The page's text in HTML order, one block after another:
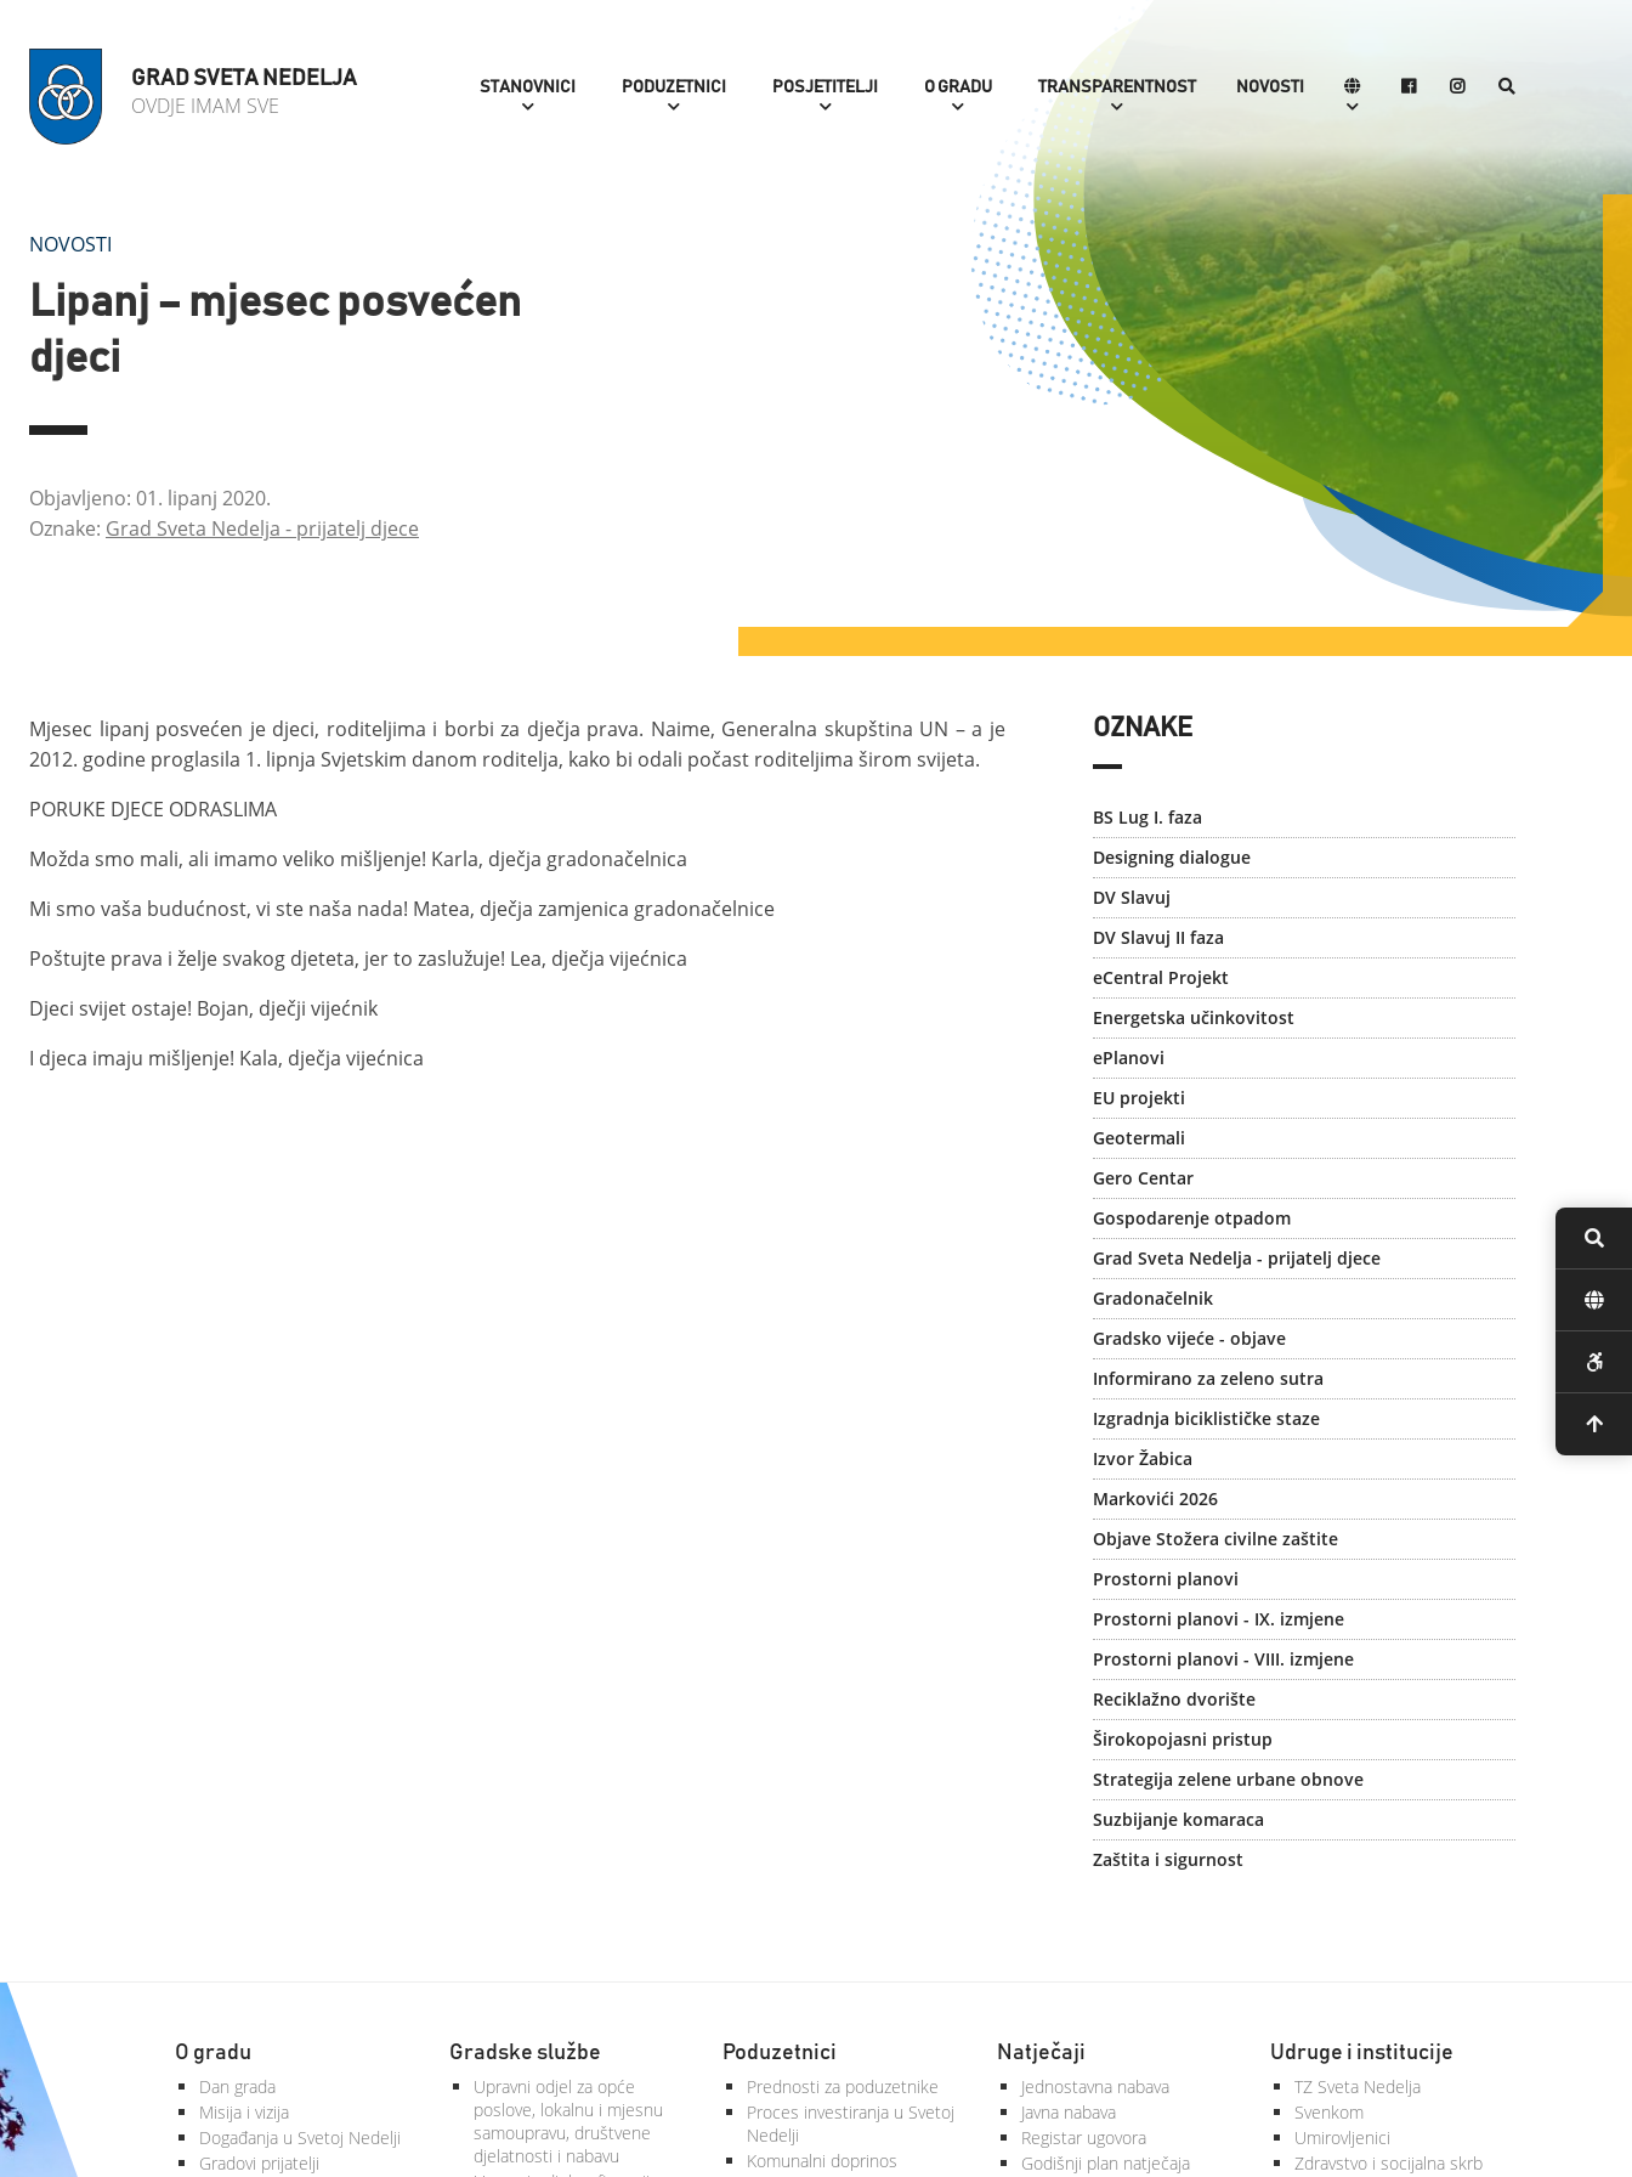
GRAD SVETA NEDELJA
OVDJE IMAM SVE
STANOVNICI PODUZETNICI POSJETITELJI O GRADU TRANSPARENTNOST NOVOSTI
NOVOSTI
Lipanj – mjesec posvećen
djeci
Objavljeno: 01. lipanj 2020.
Oznake: Grad Sveta Nedelja - prijatelj djece
Mjesec lipanj posvećen je djeci, roditeljima i borbi za dječja prava. Naime, Generalna skupština UN – a je
2012. godine proglasila 1. lipnja Svjetskim danom roditelja, kako bi odali počast roditeljima širom svijeta.
PORUKE DJECE ODRASLIMA
Možda smo mali, ali imamo veliko mišljenje! Karla, dječja gradonačelnica
Mi smo vaša budućnost, vi ste naša nada! Matea, dječja zamjenica gradonačelnice
Poštujte prava i želje svakog djeteta, jer to zaslužuje! Lea, dječja vijećnica
Djeci svijet ostaje! Bojan, dječji vijećnik
I djeca imaju mišljenje! Kala, dječja vijećnica
OZNAKE
BS Lug I. faza
Designing dialogue
DV Slavuj
DV Slavuj II faza
eCentral Projekt
Energetska učinkovitost
ePlanovi
EU projekti
Geotermali
Gero Centar
Gospodarenje otpadom
Grad Sveta Nedelja - prijatelj djece
Gradonačelnik
Gradsko vijeće - objave
Informirano za zeleno sutra
Izgradnja biciklističke staze
Izvor Žabica
Markovići 2026
Objave Stožera civilne zaštite
Prostorni planovi
Prostorni planovi - IX. izmjene
Prostorni planovi - VIII. izmjene
Reciklažno dvorište
Širokopojasni pristup
Strategija zelene urbane obnove
Suzbijanje komaraca
Zaštita i sigurnost
O gradu
Dan grada
Misija i vizija
Događanja u Svetoj Nedelji
Gradovi prijatelji
Gradske službe
Upravni odjel za opće
poslove, lokalnu i mjesnu
samoupravu, društvene
djelatnosti i nabavu
Poduzetnici
Prednosti za poduzetnike
Proces investiranja u Svetoj
Nedelji
Komunalni doprinos
Natječaji
Jednostavna nabava
Javna nabava
Registar ugovora
Godišnji plan natječaja
Udruge i institucije
TZ Sveta Nedelja
Svenkom
Umirovljenici
Zdravstvo i socijalna skrb